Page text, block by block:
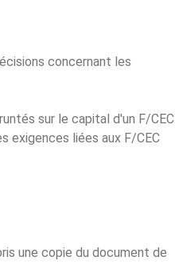
concernant les
sur le capital d'un F/CEC
exigences liées aux F/CEC
une copie du document de